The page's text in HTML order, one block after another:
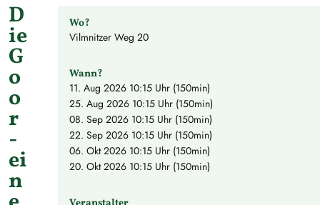
D
ie
G
o
o
r
-
ei
n
Wo?
Vilmnitzer Weg 20
Wann?
11. Aug 2026 10:15 Uhr (150min)
25. Aug 2026 10:15 Uhr (150min)
08. Sep 2026 10:15 Uhr (150min)
22. Sep 2026 10:15 Uhr (150min)
06. Okt 2026 10:15 Uhr (150min)
20. Okt 2026 10:15 Uhr (150min)